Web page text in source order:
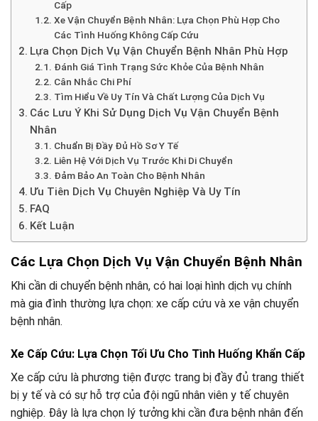
Cấp
Xe Vận Chuyển Bệnh Nhân: Lựa Chọn Phù Hợp Cho
Các Tình Huống Không Cấp Cứu
Lựa Chọn Dịch Vụ Vận Chuyển Bệnh Nhân Phù Hợp
Đánh Giá Tình Trạng Sức Khỏe Của Bệnh Nhân
Cân Nhắc Chi Phí
Tìm Hiểu Về Uy Tín Và Chất Lượng Của Dịch Vụ
Các Lưu Ý Khi Sử Dụng Dịch Vụ Vận Chuyển Bệnh
Nhân
Chuẩn Bị Đầy Đủ Hồ Sơ Y Tế
Liên Hệ Với Dịch Vụ Trước Khi Di Chuyển
Đảm Bảo An Toàn Cho Bệnh Nhân
Ưu Tiên Dịch Vụ Chuyên Nghiệp Và Uy Tín
FAQ
Kết Luận
Các Lựa Chọn Dịch Vụ Vận Chuyển Bệnh Nhân
Khi cần di chuyển bệnh nhân, có hai loại hình dịch vụ chính
mà gia đình thường lựa chọn: xe cấp cứu và xe vận chuyển
bệnh nhân.
Xe Cấp Cứu: Lựa Chọn Tối Ưu Cho Tình Huống Khẩn Cấp
Xe cấp cứu là phương tiện được trang bị đầy đủ trang thiết
bị y tế và có sự hỗ trợ của đội ngũ nhân viên y tế chuyên
nghiệp. Đây là lựa chọn lý tưởng khi cần đưa bệnh nhân đến